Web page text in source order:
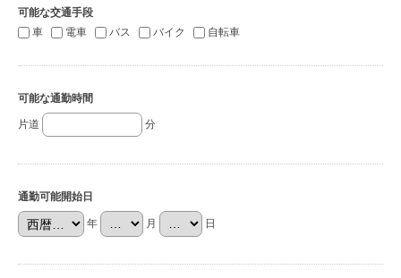
可能な交通手段
車
電車 バス バイク 自転車
可能な通勤時間
片道 分
通勤可能開始日
年 月 日